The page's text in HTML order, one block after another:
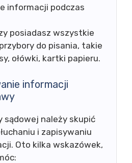
informacji podczas
posiadasz wszystkie
do pisania, takie
ołówki, kartki papieru.
informacji
sądowej należy skupić
i zapisywaniu
Oto kilka wskazówek,